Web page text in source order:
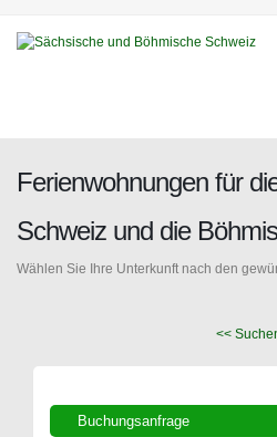
Ferienwohnungen für
Schweiz und die
Wählen Sie Ihre Unterkunft nach den
<<
Buchungsanfrage